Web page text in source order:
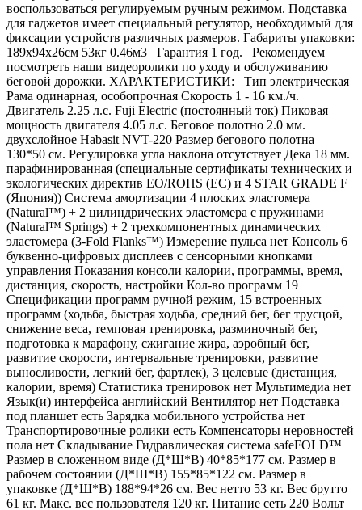
воспользоваться регулируемым ручным режимом. Подставка
для гаджетов имеет специальный регулятор, необходимый для
фиксации устройств различных размеров. Габариты упаковки:
189х94х26см 53кг 0.46м3 Гарантия 1 год. Рекомендуем
посмотреть наши видеоролики по уходу и обслуживанию
беговой дорожки. ХАРАКТЕРИСТИКИ: Тип электрическая
Рама одинарная, особопрочная Скорость 1 - 16 км./ч.
Двигатель 2.25 л.с. Fuji Electric (постоянный ток) Пиковая
мощность двигателя 4.05 л.с. Беговое полотно 2.0 мм.
двухслойное Habasit NVT-220 Размер бегового полотна
130*50 см. Регулировка угла наклона отсутствует Дека 18 мм.
парафинированная (специальные сертификаты технических и
экологических директив EO/ROHS (ЕС) и 4 STAR GRADE F
(Япония)) Система амортизации 4 плоских эластомера
(Natural™) + 2 цилиндрических эластомера с пружинами
(Natural™ Springs) + 2 трехкомпонентных динамических
эластомера (3-Fold Flanks™) Измерение пульса нет Консоль 6
буквенно-цифровых дисплеев с сенсорными кнопками
управления Показания консоли калории, программы, время,
дистанция, скорость, настройки Кол-во программ 19
Спецификации программ ручной режим, 15 встроенных
программ (ходьба, быстрая ходьба, средний бег, бег трусцой,
снижение веса, темповая тренировка, разминочный бег,
подготовка к марафону, сжигание жира, аэробный бег,
развитие скорости, интервальные тренировки, развитие
выносливости, легкий бег, фартлек), 3 целевые (дистанция,
калории, время) Статистика тренировок нет Мультимедиа нет
Язык(и) интерфейса английский Вентилятор нет Подставка
под планшет есть Зарядка мобильного устройства нет
Транспортировочные ролики есть Компенсаторы неровностей
пола нет Складывание Гидравлическая система safeFOLD™
Размер в сложенном виде (Д*Ш*В) 40*85*177 см. Размер в
рабочем состоянии (Д*Ш*В) 155*85*122 см. Размер в
упаковке (Д*Ш*В) 188*94*26 см. Вес нетто 53 кг. Вес брутто
61 кг. Макс. вес пользователя 120 кг. Питание сеть 220 Вольт